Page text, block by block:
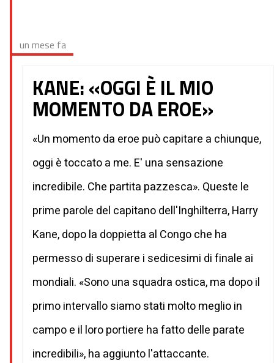
un mese fa
KANE: «OGGI È IL MIO
MOMENTO DA EROE»
«Un momento da eroe può capitare a chiunque,
oggi è toccato a me. E' una sensazione
incredibile. Che partita pazzesca». Queste le
prime parole del capitano dell'Inghilterra, Harry
Kane, dopo la doppietta al Congo che ha
permesso di superare i sedicesimi di finale ai
mondiali. «Sono una squadra ostica, ma dopo il
primo intervallo siamo stati molto meglio in
campo e il loro portiere ha fatto delle parate
incredibili», ha aggiunto l'attaccante.